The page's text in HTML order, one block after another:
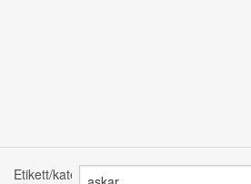
Etikett/kategori